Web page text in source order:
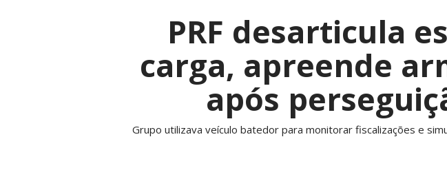
PRF desarticula
carga, apreende
após
Grupo utilizava veículo batedor para monitorar fiscalizações e